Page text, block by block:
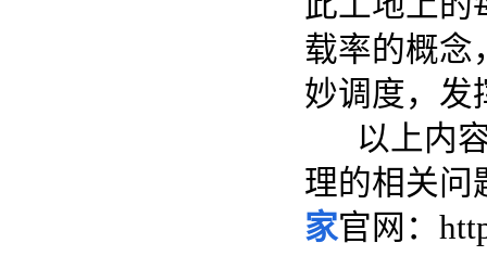
载率的概念
妙调度，发
以上内容
理的相关问
家官网：